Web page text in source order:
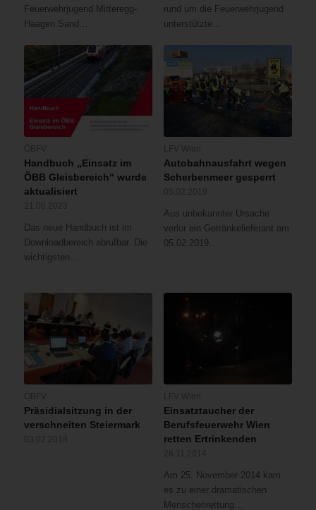
Feuerwehrjugend Mitteregg-
Haagen Sand…
rund um die Feuerwehrjugend
unterstützte…
Handbuch „Einsatz im
ÖBB Gleisbereich“ wurde
aktualisiert
Das neue Handbuch ist im
Downloadbereich abrufbar. Die
wichtigsten…
Autobahnausfahrt wegen
Scherbenmeer gesperrt
Aus unbekannter Ursache
verlor ein Getränkelieferant am
05.02.2019…
Präsidialsitzung in der
verschneiten Steiermark
Einsatztaucher der
Berufsfeuerwehr Wien
retten Ertrinkenden
Am 25. November 2014 kam
es zu einer dramatischen
Menschenrettung…